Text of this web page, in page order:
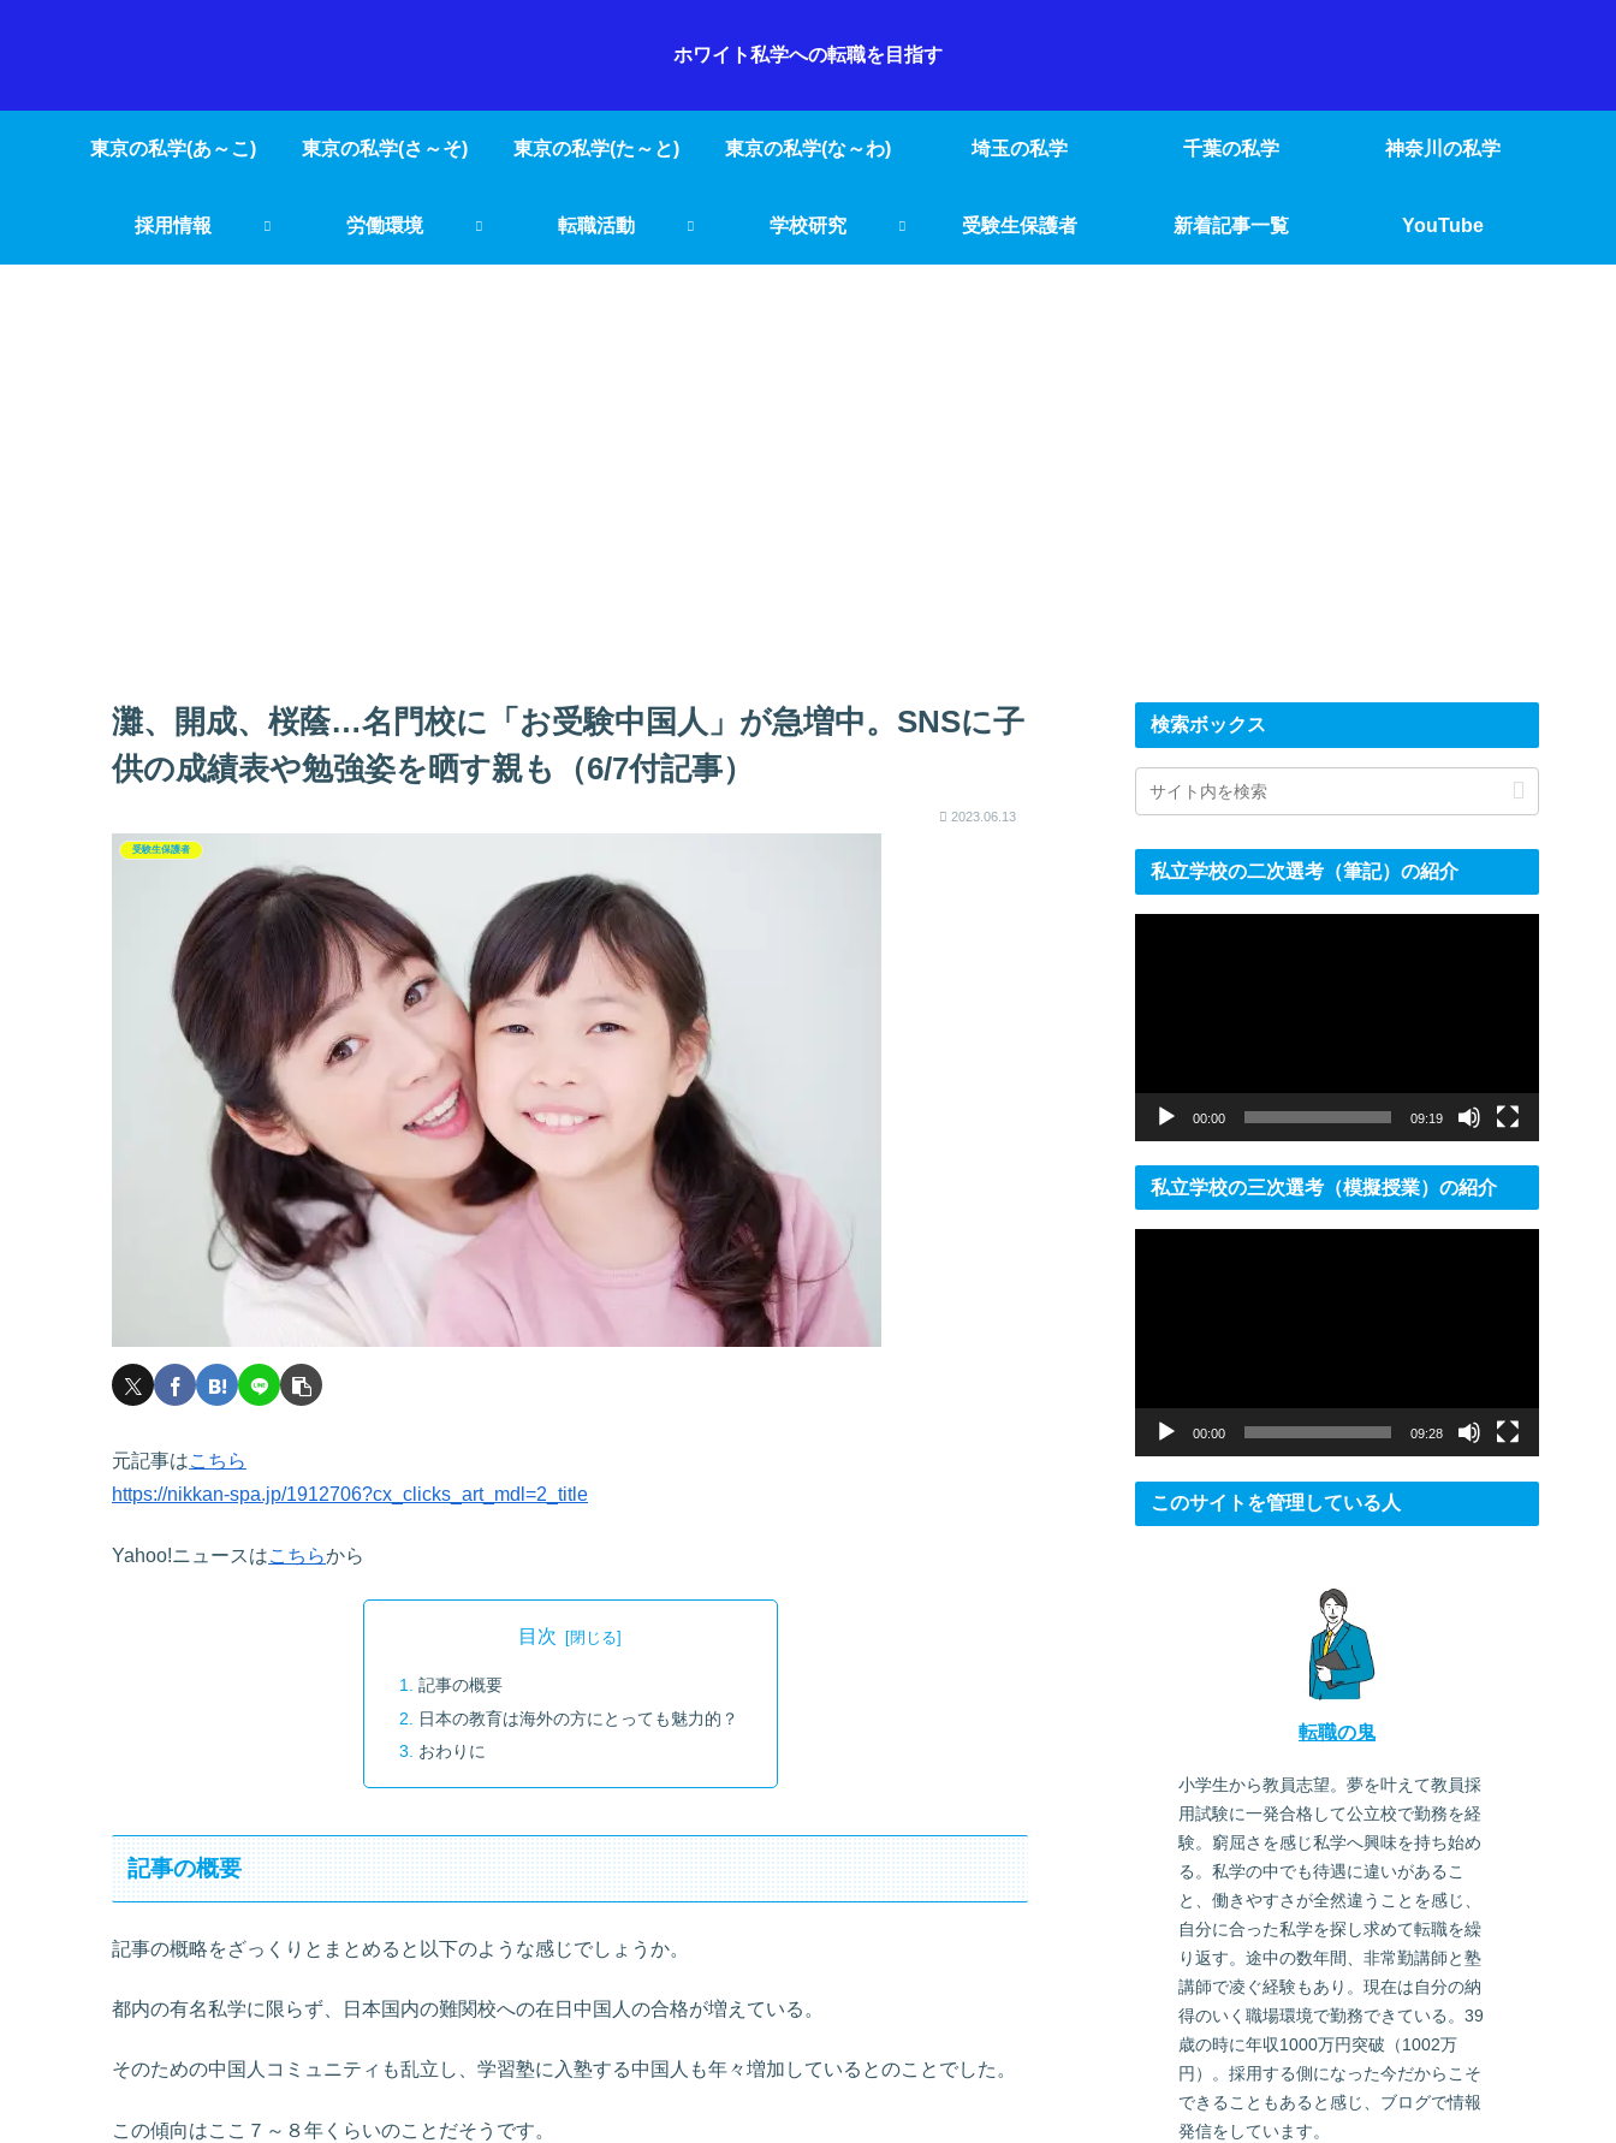
ホワイト私学への転職を目指す
東京の私学(あ～こ) 東京の私学(さ～そ) 東京の私学(た～と) 東京の私学(な～わ) 埼玉の私学 千葉の私学 神奈川の私学
採用情報 労働環境 転職活動 学校研究 受験生保護者 新着記事一覧 YouTube
灘、開成、桜蔭…名門校に「お受験中国人」が急増中。SNSに子
供の成績表や勉強姿を晒す親も（6/7付記事）
2023.06.13
受験生保護者
元記事はこちら
https://nikkan-spa.jp/1912706?cx_clicks_art_mdl=2_title
Yahoo!ニュースはこちらから
目次
記事の概要
日本の教育は海外の方にとっても魅力的？
おわりに
記事の概要
記事の概略をざっくりとまとめると以下のような感じでしょうか。
都内の有名私学に限らず、日本国内の難関校への在日中国人の合格が増えている。
そのための中国人コミュニティも乱立し、学習塾に入塾する中国人も年々増加しているとのことでした。
この傾向はここ７～８年くらいのことだそうです。
検索ボックス
私立学校の二次選考（筆記）の紹介
00:00 09:19
私立学校の三次選考（模擬授業）の紹介
00:00 09:28
このサイトを管理している人
転職の鬼
小学生から教員志望。夢を叶えて教員採
用試験に一発合格して公立校で勤務を経
験。窮屈さを感じ私学へ興味を持ち始め
る。私学の中でも待遇に違いがあるこ
と、働きやすさが全然違うことを感じ、
自分に合った私学を探し求めて転職を繰
り返す。途中の数年間、非常勤講師と塾
講師で凌ぐ経験もあり。現在は自分の納
得のいく職場環境で勤務できている。39
歳の時に年収1000万円突破（1002万
円）。採用する側になった今だからこそ
できることもあると感じ、ブログで情報
発信をしています。